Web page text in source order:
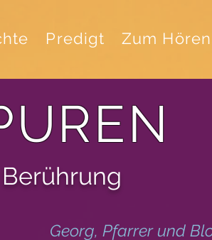
Predigt Zum Hören
Georg, Pfarrer und